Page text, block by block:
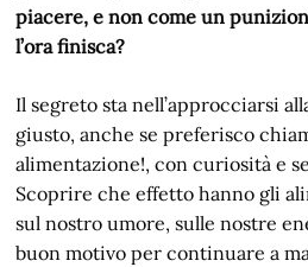
piacere, e non come un
l’ora finisca?
Il segreto sta nell’approcciarsi
giusto, anche se preferisco
alimentazione!, con curiosità e
Scoprire che effetto hanno gli
sul nostro umore, sulle nostre
buon motivo per continuare a